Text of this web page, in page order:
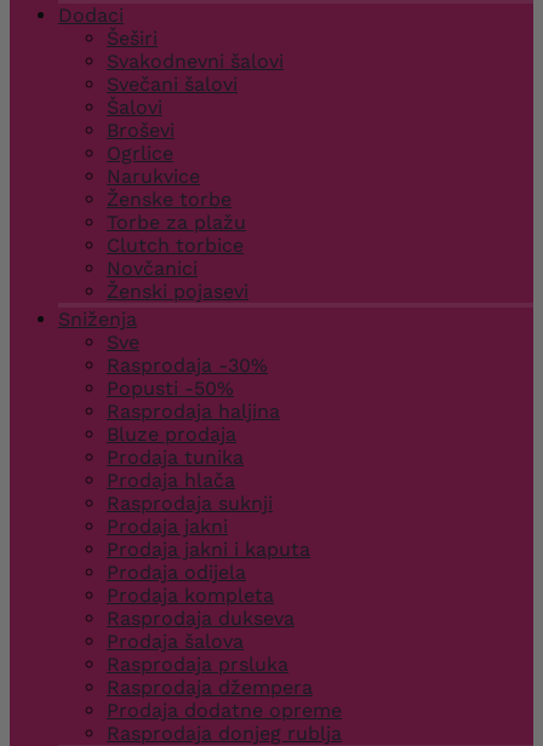
Dodaci
Šeširi
Svakodnevni šalovi
Svečani šalovi
Šalovi
Broševi
Ogrlice
Narukvice
Ženske torbe
Torbe za plažu
Clutch torbice
Novčanici
Ženski pojasevi
Sniženja
Sve
Rasprodaja -30%
Popusti -50%
Rasprodaja haljina
Bluze prodaja
Prodaja tunika
Prodaja hlača
Rasprodaja suknji
Prodaja jakni
Prodaja jakni i kaputa
Prodaja odijela
Prodaja kompleta
Rasprodaja dukseva
Prodaja šalova
Rasprodaja prsluka
Rasprodaja džempera
Prodaja dodatne opreme
Rasprodaja donjeg rublja